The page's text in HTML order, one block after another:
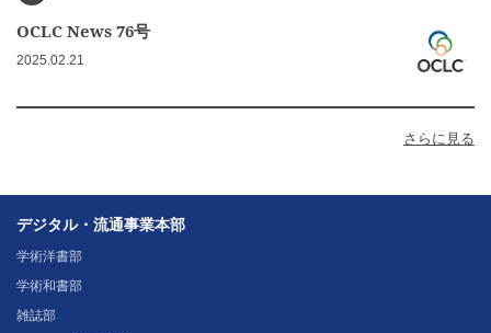
OCLC News 76号
2025.02.21
さらに見る
デジタル・流通事業本部
学術洋書部
学術和書部
雑誌部